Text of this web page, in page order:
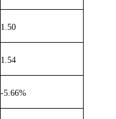
1.50
1.54
-5.66%